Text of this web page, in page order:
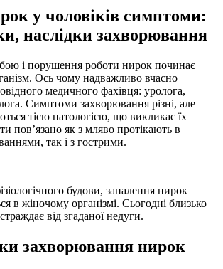
у чоловіків симптоми:
наслідки захворювання
і порушення роботи нирок починає
Ось чому надважливо вчасно
медичного фахівця: уролога,
Симптоми захворювання різні, але
тією патологією, що викликає їх
пов’язано як з мляво протікають в
так і з гострими.
будови, запалення нирок
в жіночому організмі. Сьогодні близько
від згаданої недуги.
захворювання нирок